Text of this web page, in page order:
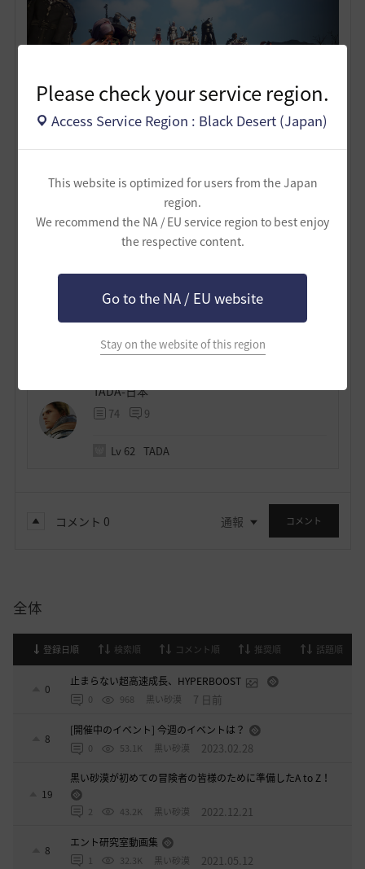
Please check your service region.
Access Service Region : Black Desert (Japan)
This website is optimized for users from the Japan
region.
We recommend the NA / EU service region to best enjoy
the respective content.
Go to the NA / EU website
Stay on the website of this region
2
TADA-日本
74 9
Lv 62 TADA
コメント 0 通報 コメント
全体
登録日順 検索順 コメント順 推奨順 話題順
0
止まらない超高速成長、HYPERBOOST
0 968 黒い砂漠 7 日前
8
[開催中のイベント] 今週のイベントは？
0 53.1K 黒い砂漠 2023.02.28
19
黒い砂漠が初めての冒険者の皆様のために準備したA to Z！
2 43.2K 黒い砂漠 2022.12.21
8
エント研究室動画集
1 32.3K 黒い砂漠 2021.05.12